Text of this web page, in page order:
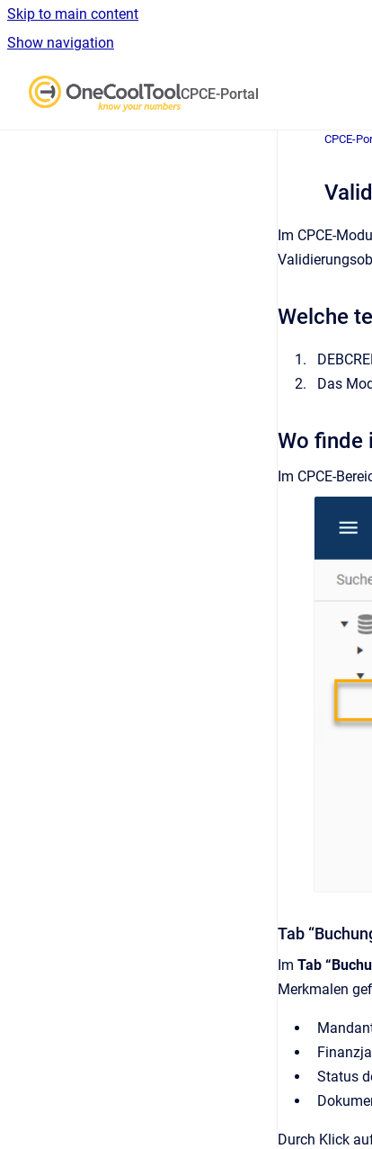
Skip to main content
Show navigation
CPCE-Portal
CPCE-
Im CPCE-
Welche
Das
Wo finde
Im CPCE-
Tab
Im Tab
Merkmalen
Status
Durch Klick